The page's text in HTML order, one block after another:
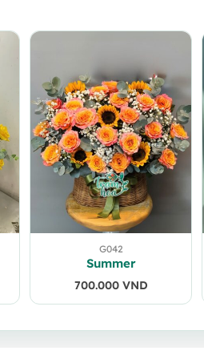
G042
Summer
700.000 VND